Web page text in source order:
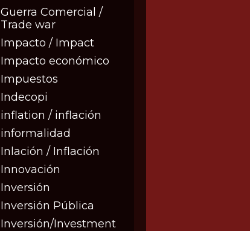
Guerra Comercial /
Trade war
Impacto / Impact
Impacto económico
Impuestos
Indecopi
inflation / inflación
informalidad
Inlación / Inflación
Innovación
Inversión
Inversión Pública
Inversión/Investment